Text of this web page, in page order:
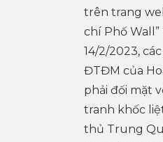
trên trang
chí Phố Wall”
14/2/2023,
ĐTĐM của
phải đối mặt
tranh khốc
thủ Trung